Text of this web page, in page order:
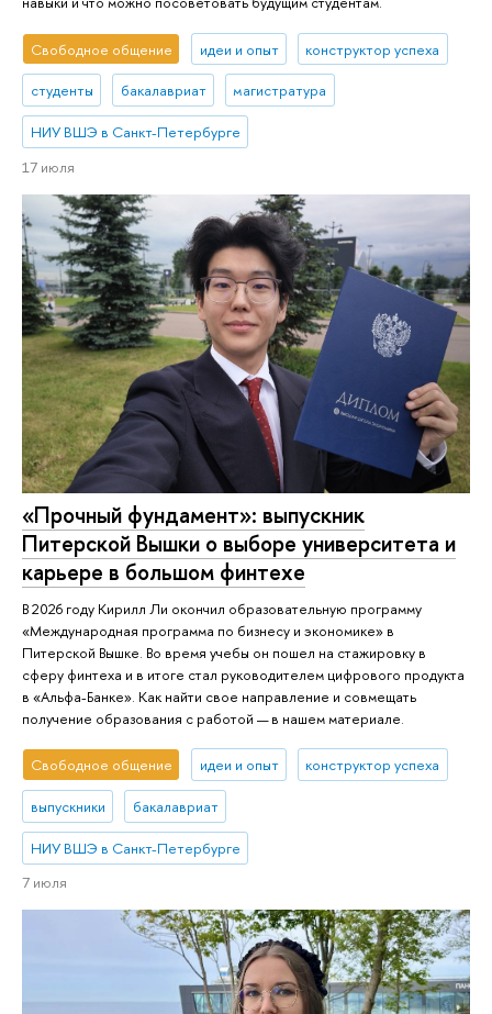
Свободное общение идеи и опыт конструктор успеха
студенты бакалавриат магистратура
НИУ ВШЭ в Санкт-Петербурге
17 июля
«Прочный фундамент»: выпускник
Питерской Вышки о выборе университета и
карьере в большом финтехе
В 2026 году Кирилл Ли окончил образовательную программу
«Международная программа по бизнесу и экономике» в
Питерской Вышке. Во время учебы он пошел на стажировку в
сферу финтеха и в итоге стал руководителем цифрового продукта
в «Альфа-Банке». Как найти свое направление и совмещать
получение образования с работой — в нашем материале.
Свободное общение идеи и опыт конструктор успеха
выпускники бакалавриат
НИУ ВШЭ в Санкт-Петербурге
7 июля